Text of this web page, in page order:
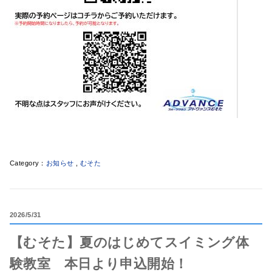
お知らせ むそた
2026 5/31
【むそた】夏のはじめてスイミング体
験教室 本日より申込開始！